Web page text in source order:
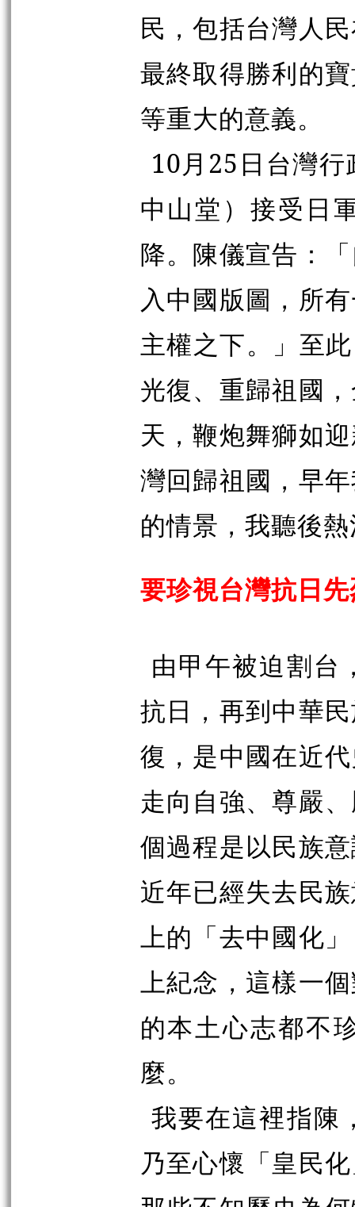
民，包括台灣人
最終取得勝利的
等重大的意義。
10月25日台灣
中山堂）接受日
降。陳儀宣告：
入中國版圖，所
主權之下。」至
光復、重歸祖國
天，鞭炮舞獅如
灣回歸祖國，早
的情景，我聽後
要珍視台灣抗日
由甲午被迫割台
抗日，再到中華
復，是中國在近
走向自強、尊嚴
個過程是以民族
近年已經失去民
上的「去中國化
上紀念，這樣一
的本土心志都不
麼。
我要在這裡指陳
乃至心懷「皇民